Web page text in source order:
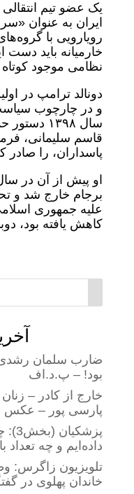
یک عضو تیم
ایران به عنوان
رویارویی با
خارمیانه باید دست
نظامی موجود
دونالد ترامپ در
و در چارچوب
سال ۱۳۹۸
قاسم سلیمانی،
پاسداران، را صادر
برجام خارج شد و
علیه جمهوری
کاهش یافته بود،
ضارب سلمان
بود! – پ.د.اف
خارج از کادر –
پارسی پور – عکس
داده‌ایم و چه تعداد
تلویزیون زاگرس:
خاندان پهلوی در